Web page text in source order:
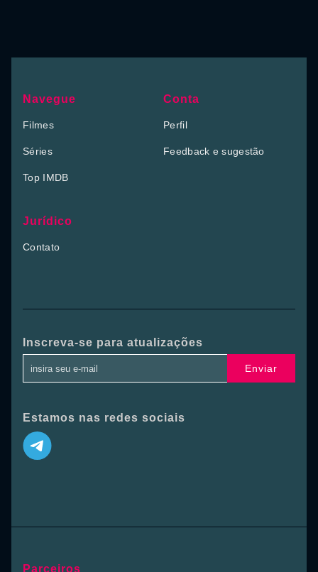
Navegue
Filmes
Séries
Top IMDB
Conta
Perfil
Feedback e sugestão
Jurídico
Contato
Inscreva-se para atualizações
Enviar
Estamos nas redes sociais
Parceiros